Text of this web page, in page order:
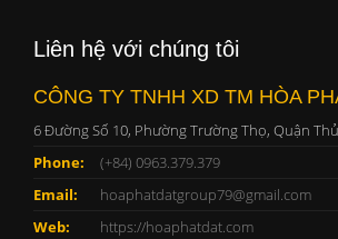
Liên hệ với chúng tôi
CÔNG TY TNHH XD TM HÒA
6 Đường Số 10, Phường Trường Thọ, Quận
Phone:
(+84) 0963.379.379
Email:
hoaphatdatgroup79@gmail.com
Web:
https://hoaphatdat.com